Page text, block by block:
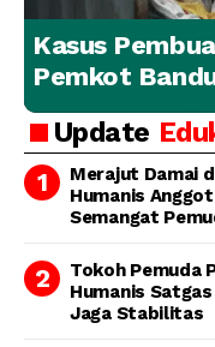
Kasus
Pemkot
Penanganan
Bertanggung
Update
Merajut Damai
Humanis
Semangat
Tokoh Pemuda
Humanis
Jaga Stabilitas